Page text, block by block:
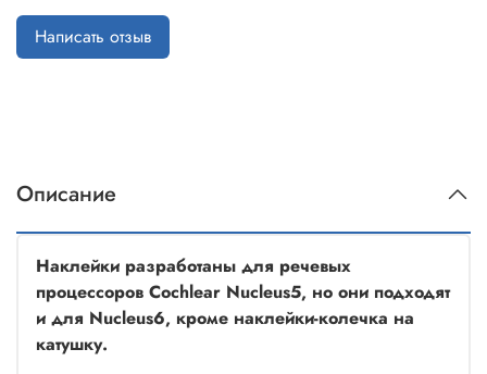
Написать отзыв
Описание
Наклейки разработаны для речевых
процессоров Cochlear Nucleus5, но они подходят
и для Nucleus6, кроме наклейки-колечка на
катушку.